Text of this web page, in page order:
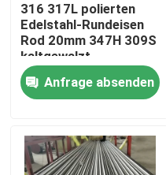
Zu Hause
Produkte
316 317L polierten
Edelstahl-Rundeisen
Rod 20mm 347H 309S
kaltgewalzt
Anfrage absenden